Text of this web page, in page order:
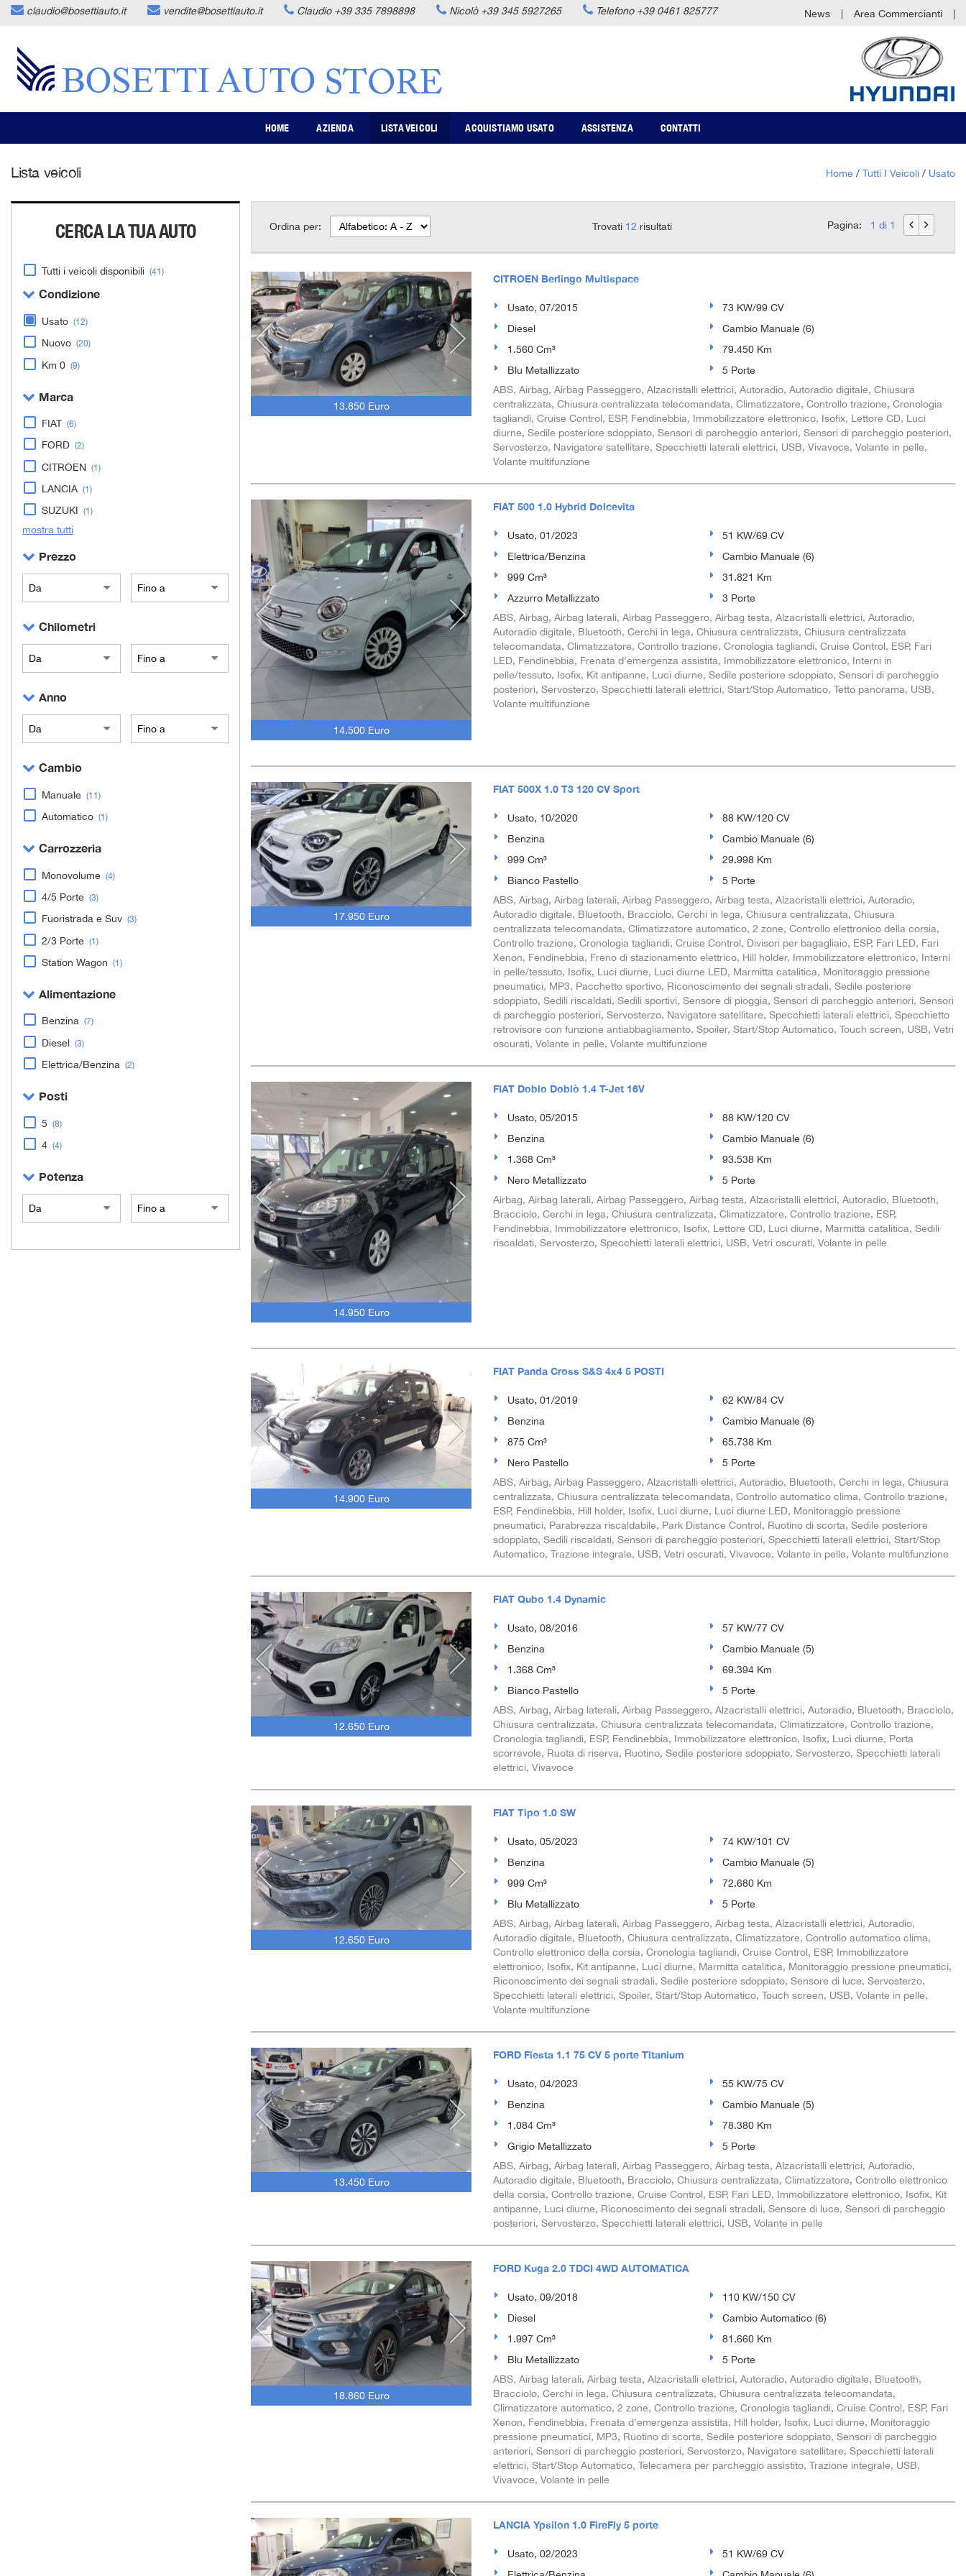
AZIENDA
ACQUISTIAMO USATO
NEWS
AREA COMMERCIANTI
claudio@bosettiauto.it vendite@bosettiauto.it Claudio +39 335 7898898 Nicolò +39 345 5927265 Telefono +39 0461 825777 News Area Commercianti
HOME AZIENDA LISTA VEICOLI ACQUISTIAMO USATO ASSISTENZA CONTATTI
Lista veicoli Home / Tutti I Veicoli / Usato
CERCA LA TUA AUTO
Tutti i veicoli disponibili (41)
Condizione
Usato (12)
Nuovo (20)
Km 0 (9)
Marca
FIAT (6)
FORD (2)
CITROEN (1)
LANCIA (1)
SUZUKI (1)
mostra tutti
Prezzo
Chilometri
Anno
Cambio
Manuale (11)
Automatico (1)
Carrozzeria
Monovolume (4)
4/5 Porte (3)
Fuoristrada e Suv (3)
2/3 Porte (1)
Station Wagon (1)
Alimentazione
Benzina (7)
Diesel (3)
Elettrica/Benzina (2)
Posti
5 (8)
4 (4)
Potenza
Ordina per: Trovati 12 risultati Pagina: 1 di 1
13.850 Euro
CITROEN Berlingo Multispace
Usato, 07/2015
73 KW/99 CV
Diesel
Cambio Manuale (6)
1.560 Cm³
79.450 Km
Blu Metallizzato
5 Porte
ABS, Airbag, Airbag Passeggero, Alzacristalli elettrici, Autoradio, Autoradio digitale, Chiusura
centralizzata, Chiusura centralizzata telecomandata, Climatizzatore, Controllo trazione, Cronologia
tagliandi, Cruise Control, ESP, Fendinebbia, Immobilizzatore elettronico, Isofix, Lettore CD, Luci
diurne, Sedile posteriore sdoppiato, Sensori di parcheggio anteriori, Sensori di parcheggio posteriori,
Servosterzo, Navigatore satellitare, Specchietti laterali elettrici, USB, Vivavoce, Volante in pelle,
Volante multifunzione
14.500 Euro
FIAT 500 1.0 Hybrid Dolcevita
Usato, 01/2023
51 KW/69 CV
Elettrica/Benzina
Cambio Manuale (6)
999 Cm³
31.821 Km
Azzurro Metallizzato
3 Porte
ABS, Airbag, Airbag laterali, Airbag Passeggero, Airbag testa, Alzacristalli elettrici, Autoradio,
Autoradio digitale, Bluetooth, Cerchi in lega, Chiusura centralizzata, Chiusura centralizzata
telecomandata, Climatizzatore, Controllo trazione, Cronologia tagliandi, Cruise Control, ESP, Fari
LED, Fendinebbia, Frenata d'emergenza assistita, Immobilizzatore elettronico, Interni in
pelle/tessuto, Isofix, Kit antipanne, Luci diurne, Sedile posteriore sdoppiato, Sensori di parcheggio
posteriori, Servosterzo, Specchietti laterali elettrici, Start/Stop Automatico, Tetto panorama, USB,
Volante multifunzione
17.950 Euro
FIAT 500X 1.0 T3 120 CV Sport
Usato, 10/2020
88 KW/120 CV
Benzina
Cambio Manuale (6)
999 Cm³
29.998 Km
Bianco Pastello
5 Porte
ABS, Airbag, Airbag laterali, Airbag Passeggero, Airbag testa, Alzacristalli elettrici, Autoradio,
Autoradio digitale, Bluetooth, Bracciolo, Cerchi in lega, Chiusura centralizzata, Chiusura
centralizzata telecomandata, Climatizzatore automatico, 2 zone, Controllo elettronico della corsia,
Controllo trazione, Cronologia tagliandi, Cruise Control, Divisori per bagagliaio, ESP, Fari LED, Fari
Xenon, Fendinebbia, Freno di stazionamento elettrico, Hill holder, Immobilizzatore elettronico, Interni
in pelle/tessuto, Isofix, Luci diurne, Luci diurne LED, Marmitta catalitica, Monitoraggio pressione
pneumatici, MP3, Pacchetto sportivo, Riconoscimento dei segnali stradali, Sedile posteriore
sdoppiato, Sedili riscaldati, Sedili sportivi, Sensore di pioggia, Sensori di parcheggio anteriori, Sensori
di parcheggio posteriori, Servosterzo, Navigatore satellitare, Specchietti laterali elettrici, Specchietto
retrovisore con funzione antiabbagliamento, Spoiler, Start/Stop Automatico, Touch screen, USB, Vetri
oscurati, Volante in pelle, Volante multifunzione
14.950 Euro
FIAT Doblo Doblò 1.4 T-Jet 16V
Usato, 05/2015
88 KW/120 CV
Benzina
Cambio Manuale (6)
1.368 Cm³
93.538 Km
Nero Metallizzato
5 Porte
Airbag, Airbag laterali, Airbag Passeggero, Airbag testa, Alzacristalli elettrici, Autoradio, Bluetooth,
Bracciolo, Cerchi in lega, Chiusura centralizzata, Climatizzatore, Controllo trazione, ESP,
Fendinebbia, Immobilizzatore elettronico, Isofix, Lettore CD, Luci diurne, Marmitta catalitica, Sedili
riscaldati, Servosterzo, Specchietti laterali elettrici, USB, Vetri oscurati, Volante in pelle
14.900 Euro
FIAT Panda Cross S&S 4x4 5 POSTI
Usato, 01/2019
62 KW/84 CV
Benzina
Cambio Manuale (6)
875 Cm³
65.738 Km
Nero Pastello
5 Porte
ABS, Airbag, Airbag Passeggero, Alzacristalli elettrici, Autoradio, Bluetooth, Cerchi in lega, Chiusura
centralizzata, Chiusura centralizzata telecomandata, Controllo automatico clima, Controllo trazione,
ESP, Fendinebbia, Hill holder, Isofix, Luci diurne, Luci diurne LED, Monitoraggio pressione
pneumatici, Parabrezza riscaldabile, Park Distance Control, Ruotino di scorta, Sedile posteriore
sdoppiato, Sedili riscaldati, Sensori di parcheggio posteriori, Specchietti laterali elettrici, Start/Stop
Automatico, Trazione integrale, USB, Vetri oscurati, Vivavoce, Volante in pelle, Volante multifunzione
12.650 Euro
FIAT Qubo 1.4 Dynamic
Usato, 08/2016
57 KW/77 CV
Benzina
Cambio Manuale (5)
1.368 Cm³
69.394 Km
Bianco Pastello
5 Porte
ABS, Airbag, Airbag laterali, Airbag Passeggero, Alzacristalli elettrici, Autoradio, Bluetooth, Bracciolo,
Chiusura centralizzata, Chiusura centralizzata telecomandata, Climatizzatore, Controllo trazione,
Cronologia tagliandi, ESP, Fendinebbia, Immobilizzatore elettronico, Isofix, Luci diurne, Porta
scorrevole, Ruota di riserva, Ruotino, Sedile posteriore sdoppiato, Servosterzo, Specchietti laterali
elettrici, Vivavoce
12.650 Euro
FIAT Tipo 1.0 SW
Usato, 05/2023
74 KW/101 CV
Benzina
Cambio Manuale (5)
999 Cm³
72.680 Km
Blu Metallizzato
5 Porte
ABS, Airbag, Airbag laterali, Airbag Passeggero, Airbag testa, Alzacristalli elettrici, Autoradio,
Autoradio digitale, Bluetooth, Chiusura centralizzata, Climatizzatore, Controllo automatico clima,
Controllo elettronico della corsia, Cronologia tagliandi, Cruise Control, ESP, Immobilizzatore
elettronico, Isofix, Kit antipanne, Luci diurne, Marmitta catalitica, Monitoraggio pressione pneumatici,
Riconoscimento dei segnali stradali, Sedile posteriore sdoppiato, Sensore di luce, Servosterzo,
Specchietti laterali elettrici, Spoiler, Start/Stop Automatico, Touch screen, USB, Volante in pelle,
Volante multifunzione
13.450 Euro
FORD Fiesta 1.1 75 CV 5 porte Titanium
Usato, 04/2023
55 KW/75 CV
Benzina
Cambio Manuale (5)
1.084 Cm³
78.380 Km
Grigio Metallizzato
5 Porte
ABS, Airbag, Airbag laterali, Airbag Passeggero, Airbag testa, Alzacristalli elettrici, Autoradio,
Autoradio digitale, Bluetooth, Bracciolo, Chiusura centralizzata, Climatizzatore, Controllo elettronico
della corsia, Controllo trazione, Cruise Control, ESP, Fari LED, Immobilizzatore elettronico, Isofix, Kit
antipanne, Luci diurne, Riconoscimento dei segnali stradali, Sensore di luce, Sensori di parcheggio
posteriori, Servosterzo, Specchietti laterali elettrici, USB, Volante in pelle
18.860 Euro
FORD Kuga 2.0 TDCI 4WD AUTOMATICA
Usato, 09/2018
110 KW/150 CV
Diesel
Cambio Automatico (6)
1.997 Cm³
81.660 Km
Blu Metallizzato
5 Porte
ABS, Airbag laterali, Airbag testa, Alzacristalli elettrici, Autoradio, Autoradio digitale, Bluetooth,
Bracciolo, Cerchi in lega, Chiusura centralizzata, Chiusura centralizzata telecomandata,
Climatizzatore automatico, 2 zone, Controllo trazione, Cronologia tagliandi, Cruise Control, ESP, Fari
Xenon, Fendinebbia, Frenata d'emergenza assistita, Hill holder, Isofix, Luci diurne, Monitoraggio
pressione pneumatici, MP3, Ruotino di scorta, Sedile posteriore sdoppiato, Sensori di parcheggio
anteriori, Sensori di parcheggio posteriori, Servosterzo, Navigatore satellitare, Specchietti laterali
elettrici, Start/Stop Automatico, Telecamera per parcheggio assistito, Trazione integrale, USB,
Vivavoce, Volante in pelle
LANCIA Ypsilon 1.0 FireFly 5 porte
Usato, 02/2023
51 KW/69 CV